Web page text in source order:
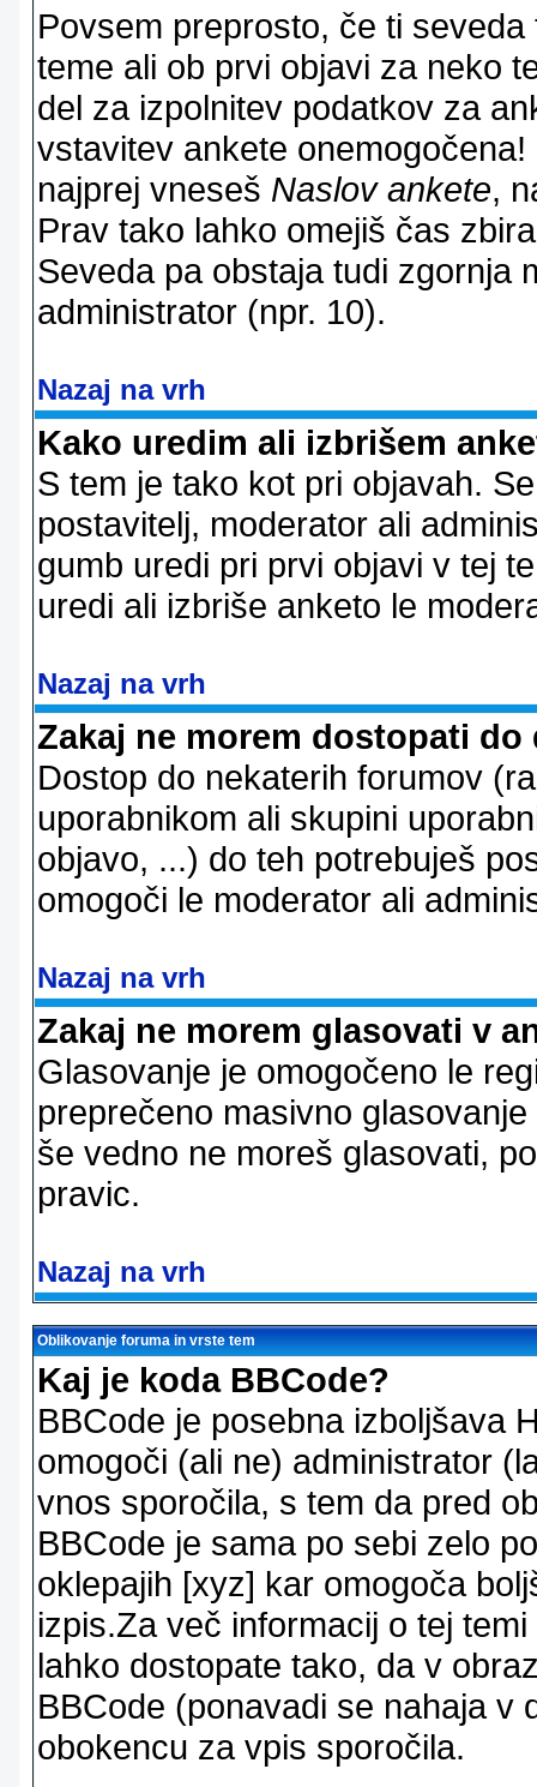
Povsem preprosto, če ti
teme ali ob prvi objavi za neko
del za izpolnitev podatkov za
vstavitev ankete
najprej vneseš Naslov ankete,
Prav tako lahko omejiš čas
Seveda pa obstaja tudi zgornja
administrator (npr. 10).
Nazaj na vrh
Kako uredim ali izbrišem
S tem je tako kot pri objavah.
postavitelj, moderator ali
gumb uredi pri prvi objavi v tej
uredi ali izbriše anketo le
Nazaj na vrh
Zakaj ne morem dostopati
Dostop do nekaterih forumov
uporabnikom ali skupini
objavo, ...) do teh potrebuješ
omogoči le moderator ali
Nazaj na vrh
Zakaj ne morem glasovati v
Glasovanje je omogočeno le
preprečeno masivno
še vedno ne moreš glasovati,
pravic.
Nazaj na vrh
Oblikovanje foruma in vrste tem
Kaj je koda BBCode?
BBCode je posebna izboljšava
omogoči (ali ne) administrator
vnos sporočila, s tem da pred
BBCode je sama po sebi zelo
oklepajih [xyz] kar omogoča
izpis.Za več informacij o tej
lahko dostopate tako, da v
BBCode (ponavadi se nahaja v
obokencu za vpis sporočila.